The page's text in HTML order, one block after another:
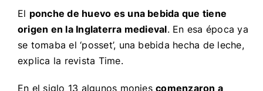
El ponche de huevo es una bebida que tiene
origen en la Inglaterra medieval. En esa época ya
se tomaba el ‘posset’, una bebida hecha de leche,
explica la revista Time.
En el siglo 13 algunos monjescomenzaron a